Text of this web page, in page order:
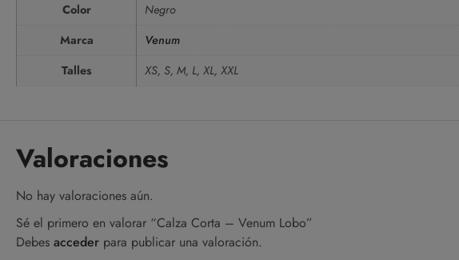
Color
Negro
Marca
Venum
Talles
XS, S, M, L, XL, XXL
Valoraciones
No hay valoraciones aún.
Sé el primero en valorar “Calza Corta – Venum Lobo”
Debes acceder para publicar una valoración.